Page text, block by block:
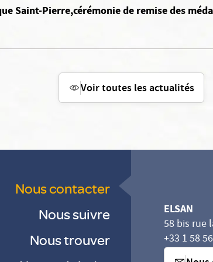
Saint-Pierre,cérémonie de remise des
Voir toutes les actualités
Nous contacter
Nous suivre
Nous trouver
ELSAN
58 bis rue
+33 1 58